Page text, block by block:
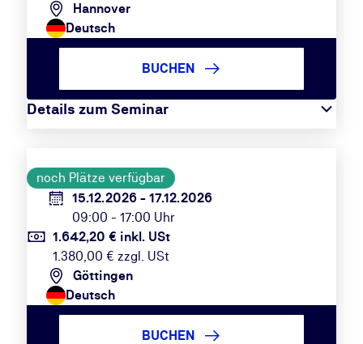
Hannover
Deutsch
Details zum Seminar
BUCHEN
noch Plätze verfügbar
15.12.2026 - 17.12.2026
09:00 - 17:00 Uhr
1.642,20 € inkl. USt
1.380,00 € zzgl. USt
Göttingen
Deutsch
BUCHEN